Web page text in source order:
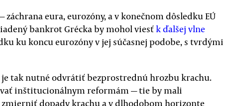
záchrana eura, eurozóny, a v konečnom dôsledku EÚ
bankrot Grécka by mohol viesťk ďalšej vlne
ku koncu eurozóny v jej súčasnej podobe, s tvrdými
tak nutné odvrátiť bezprostrednú hrozbu krachu.
inštitucionálnym reformám — tie by mali
dopady krachu a v dlhodobom horizonte